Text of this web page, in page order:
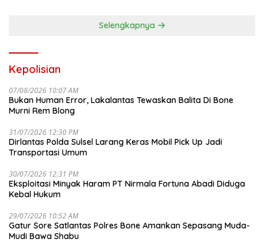
Selengkapnya
Kepolisian
07/08/2026 10:07 AM
Bukan Human Error, Lakalantas Tewaskan Balita Di Bone
Murni Rem Blong
31/07/2026 12:30 PM
Dirlantas Polda Sulsel Larang Keras Mobil Pick Up Jadi
Transportasi Umum
30/07/2026 12:31 PM
Eksploitasi Minyak Haram PT Nirmala Fortuna Abadi Diduga
Kebal Hukum
29/07/2026 10:52 AM
Gatur Sore Satlantas Polres Bone Amankan Sepasang Muda-
Mudi Bawa Shabu